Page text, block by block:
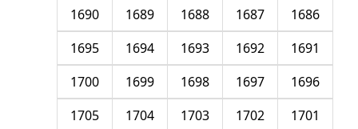
1686
1687
1688
1689
1690
1691
1692
1693
1694
1695
1696
1697
1698
1699
1700
1701
1702
1703
1704
1705